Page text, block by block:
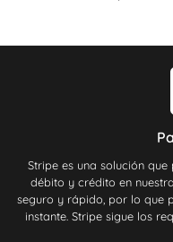
Stripe es una solución
débito y crédito en
seguro y rápido, por lo que
instante. Stripe sigue los